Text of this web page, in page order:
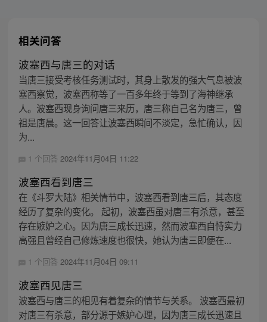
相关问答
波塞西与唐三的对话
当唐三接受考核任务测试时，其身上散发的强大气息被波
塞西察觉，波塞西称等了一百多年终于等到了海神继承
人。波塞西现身询问唐三来历，唐三称自己名为唐三，曾
祖是唐晨。这一回答让波塞西瞬间不淡定，急忙确认，因
为...
1 个回答 2024年11月04日 11:22
波塞西看到唐三
在《斗罗大陆》相关情节中，波塞西看到唐三后，其态度
经历了复杂的变化。 起初，波塞西虽对唐三有杀意，甚至
存在嫉妒之心。因为唐三成长迅速，然而波塞西自恃实力
高强且曾经自己修炼速度也很快，她认为唐三即便在...
1 个回答 2024年11月04日 09:11
波塞西见唐三
波塞西与唐三的相见有着复杂的情节与关系。 波塞西最初
对唐三有杀意，部分源于嫉妒心理，因为唐三成长迅速且